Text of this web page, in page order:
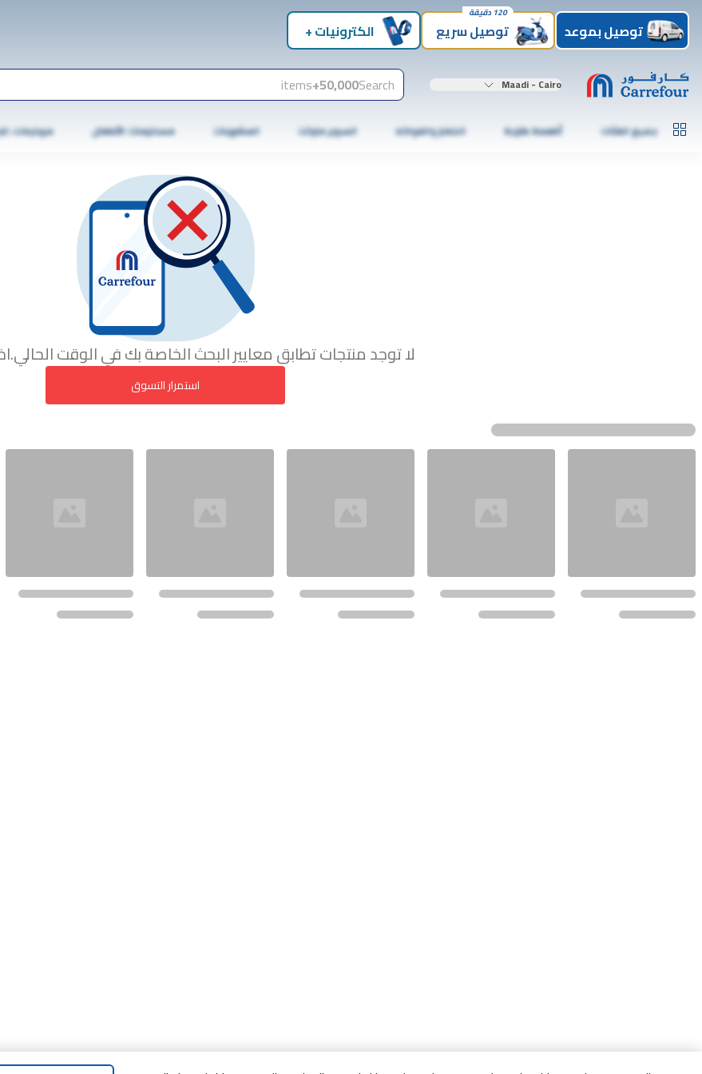
توصيل بموعد توصيل سريع
120 دقيقة
الكترونيات +
Maadi - Cairo
Search
50,000+
items
جميع الفئات أطعمة طازجة الخضار والفواكه السوبر ماركت المشروبات مستلزمات الأطفال موبايلات،
لا توجد منتجات تطابق معايير البحث الخاصة بك في الوقت
استمرار التسوق